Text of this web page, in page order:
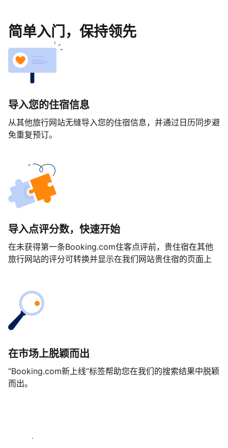
简单入门，保持领先
导入您的住宿信息
从其他旅行网站无缝导入您的住宿信息，并通过日历同步避
免重复预订。
导入点评分数，快速开始
在未获得第一条Booking.com住客点评前，贵住宿在其他
旅行网站的评分可转换并显示在我们网站贵住宿的页面上
在市场上脱颖而出
“Booking.com新上线”标签帮助您在我们的搜索结果中脱颖
而出。
马上开始